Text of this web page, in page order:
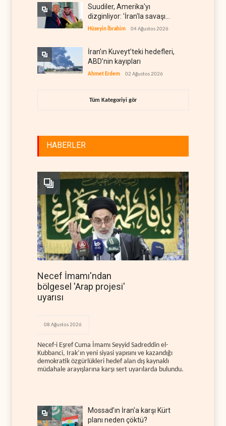
Suudiler, Amerika'yı
dizginliyor: 'İran'la savaşı
kaldıracak gücümüz yok'
Hüseyin İbrahim 04 Ağustos 2026
İran’ın Kuveyt’teki hedefleri,
ABD’nin kayıpları
Ahmet Erdem 02 Ağustos 2026
Tüm Kategoriyi gör
HABERLER
Necef İmamı'ndan
bölgesel 'Arap projesi'
uyarısı
08 Ağustos 2026
Necef-i Eşref Cuma İmamı Seyyid Sadreddin el-
Kubbanci, Irak’ın yeni siyasi yapısını ve kazandığı
demokratik özgürlükleri hedef alan dış kaynaklı
müdahale arayışlarına karşı sert uyarılarda bulundu.
Mossad’ın İran'a karşı Kürt
planı neden çöktü?